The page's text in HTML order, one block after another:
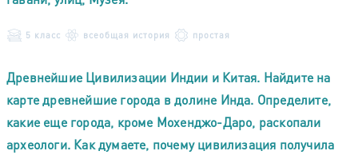
5 класс всеобщая история простая
Древнейшие Цивилизации Индии и Китая. Найдите на
карте древнейшие города в долине Инда. Определите,
какие еще города, кроме Мохенджо-Даро, раскопали
археологи. Как думаете, почему цивилизация получила